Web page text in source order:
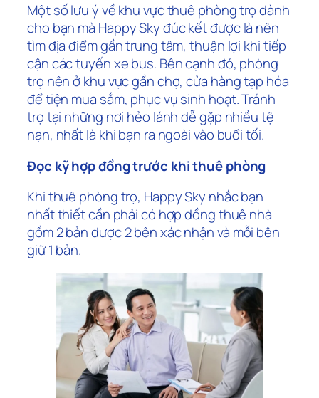
Một số lưu ý về khu vực thuê phòng trọ dành
cho bạn mà Happy Sky đúc kết được là nên
tìm địa điểm gần trung tâm, thuận lợi khi tiếp
cận các tuyến xe bus. Bên cạnh đó, phòng
trọ nên ở khu vực gần chợ, cửa hàng tạp hóa
để tiện mua sắm, phục vụ sinh hoạt. Tránh
trọ tại những nơi hẻo lánh dễ gặp nhiều tệ
nạn, nhất là khi bạn ra ngoài vào buổi tối.
Đọc kỹ hợp đồng trước khi thuê phòng
Khi thuê phòng trọ, Happy Sky nhắc bạn
nhất thiết cần phải có hợp đồng thuê nhà
gồm 2 bản được 2 bên xác nhận và mỗi bên
giữ 1 bản.